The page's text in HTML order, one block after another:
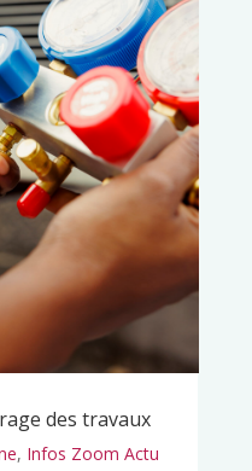
des travaux
, Infos Zoom Actu